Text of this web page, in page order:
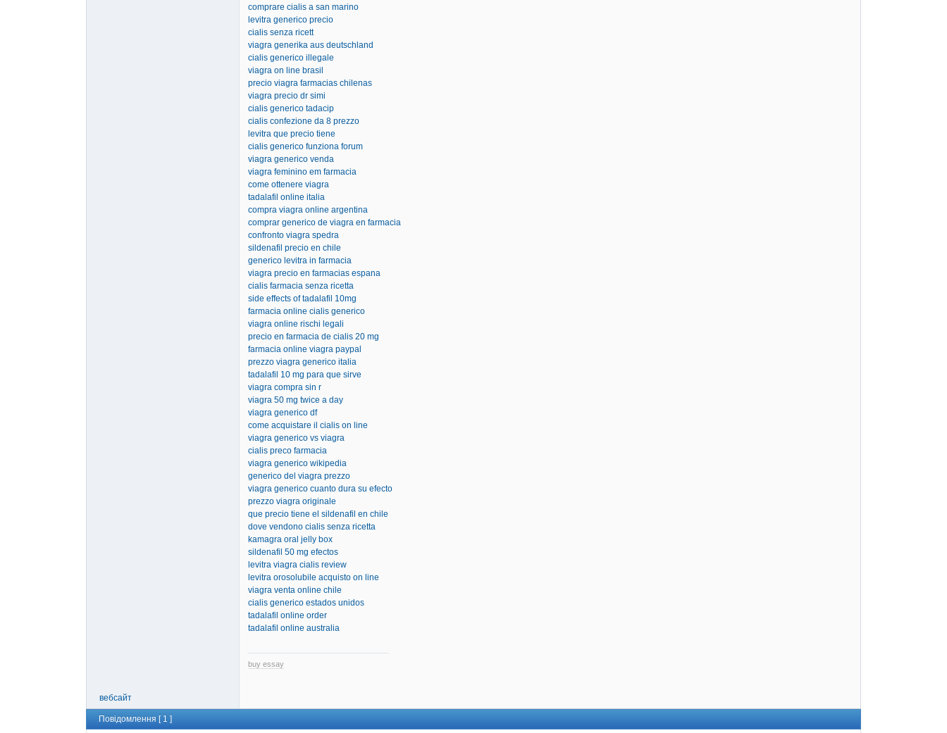
comprare cialis a san marino
levitra generico precio
cialis senza ricett
viagra generika aus deutschland
cialis generico illegale
viagra on line brasil
precio viagra farmacias chilenas
viagra precio dr simi
cialis generico tadacip
cialis confezione da 8 prezzo
levitra que precio tiene
cialis generico funziona forum
viagra generico venda
viagra feminino em farmacia
come ottenere viagra
tadalafil online italia
compra viagra online argentina
comprar generico de viagra en farmacia
confronto viagra spedra
sildenafil precio en chile
generico levitra in farmacia
viagra precio en farmacias espana
cialis farmacia senza ricetta
side effects of tadalafil 10mg
farmacia online cialis generico
viagra online rischi legali
precio en farmacia de cialis 20 mg
farmacia online viagra paypal
prezzo viagra generico italia
tadalafil 10 mg para que sirve
viagra compra sin r
viagra 50 mg twice a day
viagra generico df
come acquistare il cialis on line
viagra generico vs viagra
cialis preco farmacia
viagra generico wikipedia
generico del viagra prezzo
viagra generico cuanto dura su efecto
prezzo viagra originale
que precio tiene el sildenafil en chile
dove vendono cialis senza ricetta
kamagra oral jelly box
sildenafil 50 mg efectos
levitra viagra cialis review
levitra orosolubile acquisto on line
viagra venta online chile
cialis generico estados unidos
tadalafil online order
tadalafil online australia
buy essay
вебсайт
Повідомлення [ 1 ]